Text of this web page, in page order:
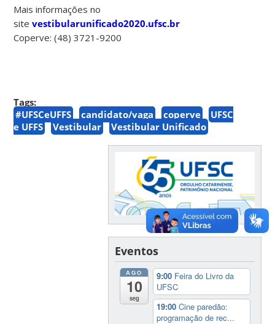
Mais informações no
sitevestibularunificado2020.ufsc.br
Coperve: (48) 3721-9200
Tags:
#UFSCeUFFS
candidato/vaga coperve
UFSC
e UFFS
Vestibular Vestibular Unificado
Eventos
AGO
10
seg
9:00 Feira do Livro da
UFSC
19:00Cine paredão:
programação de rec...